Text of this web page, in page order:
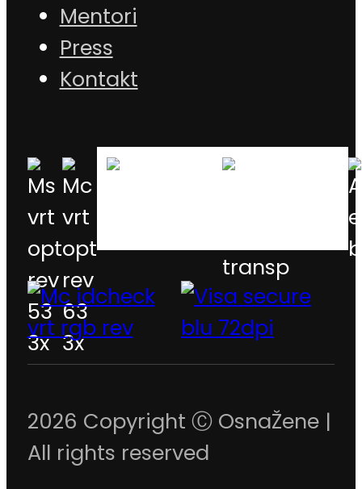
Mentori
Press
Kontakt
2026 Copyright Ⓒ OsnaŽene |
All rights reserved